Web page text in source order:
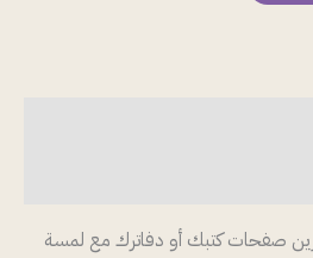
صفحات كتبك أو دفاترك مع لمسة